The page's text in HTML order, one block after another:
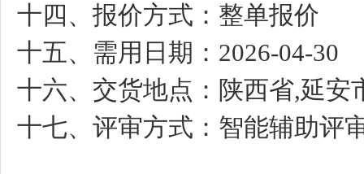
十四、报价方式：整单报价
十五、需用日期： 2026-04-30
十六、交货地点：陕西省,延安
十七、评审方式：智能辅助评